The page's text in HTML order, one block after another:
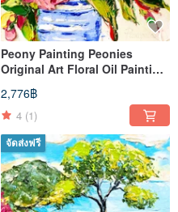
Peony Painting Peonies
Original Art Floral Oil Painting
Flowers Small Wall Art
2,776฿
4 (1)
จัดส่งฟรี